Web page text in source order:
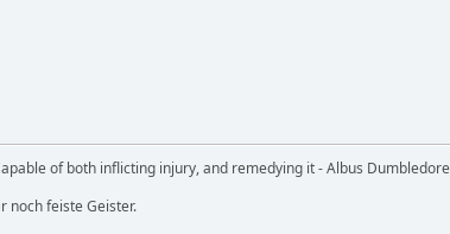
of both inflicting injury, and remedying it - Albus Dumbledore
noch feiste Geister.